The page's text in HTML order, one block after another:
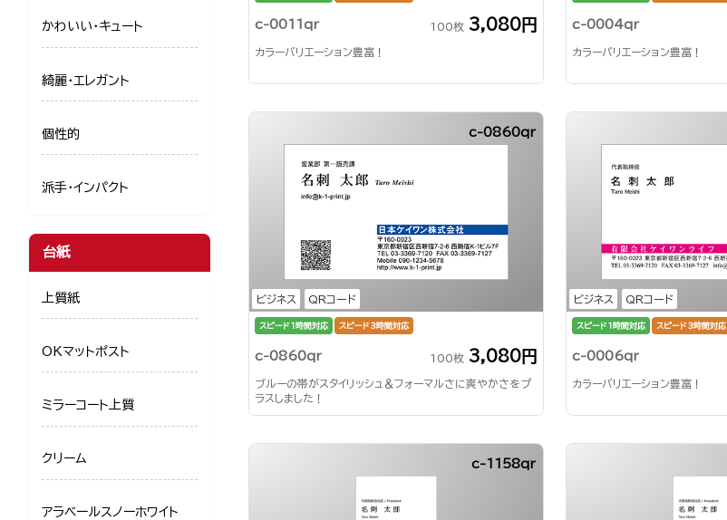
c-0011qr 100枚 3,080円
カラーバリエーション豊富！
c-0004qr
カラーバリエーション豊富！
ビジネス QRコード
c-0860qr
スピード1時間対応 スピード3時間対応
c-0860qr 100枚 3,080円
ブルーの帯がスタイリッシュ＆フォーマルさに爽やかさをプ
ラスしました！
ビジネス QRコード
スピード1時間対応 スピード3時間対応
c-0006qr
カラーバリエーション豊富！
c-1158qr
かわいい・キュート
綺麗・エレガント
個性的
派手・インパクト
台紙
上質紙
OKマットポスト
ミラーコート上質
クリーム
アラベールスノーホワイト